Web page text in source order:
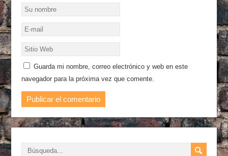
Guarda mi nombre, correo electrónico y web en este
navegador para la próxima vez que comente.